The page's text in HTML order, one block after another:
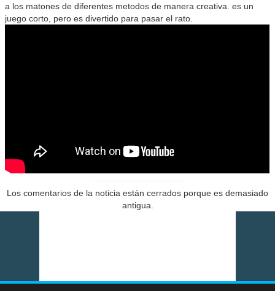
a los matones de diferentes metodos de manera creativa. es un
juego corto, pero es divertido para pasar el rato.
Los comentarios de la noticia están cerrados porque es demasiado
antigua.